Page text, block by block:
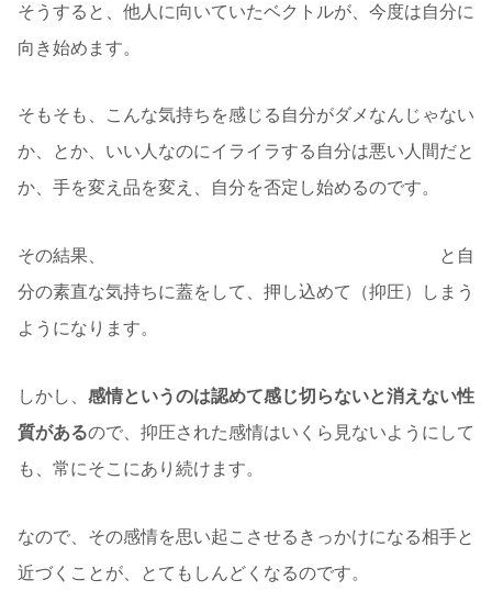
そうすると、他人に向いていたベクトルが、今度は自分に
向き始めます。
そもそも、こんな気持ちを感じる自分がダメなんじゃない
か、とか、いい人なのにイライラする自分は悪い人間だと
か、手を変え品を変え、自分を否定し始めるのです。
その結果、
と自
分の素直な気持ちに蓋をして、押し込めて（抑圧）しまう
ようになります。
しかし、 感情というのは認めて感じ切らないと消えない性
質があるので、抑圧された感情はいくら見ないようにして
も、常にそこにあり続けます。
なので、その感情を思い起こさせるきっかけになる相手と
近づくことが、とてもしんどくなるのです。